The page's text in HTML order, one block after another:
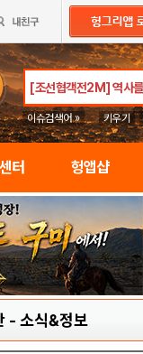
이슈검색어 » 키우기
터 헝앱샵
- 소식&정보